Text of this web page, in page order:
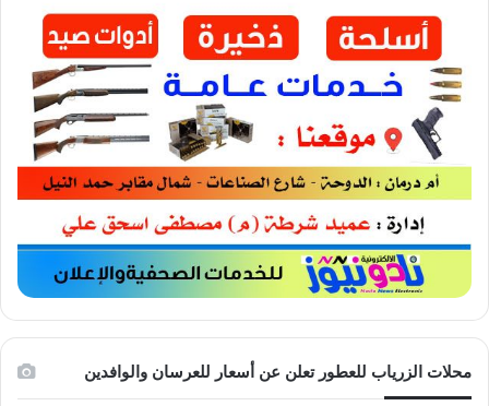
محلات الزرياب للعطور تعلن عن أسعار للعرسان والوافدين